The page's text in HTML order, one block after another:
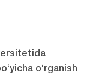
o‘rganish